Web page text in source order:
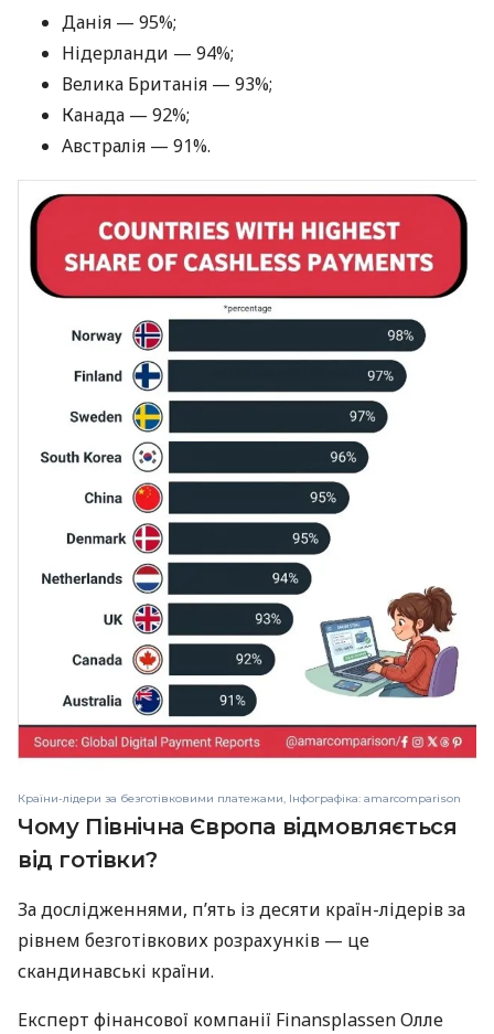
Данія — 95%;
Нідерланди — 94%;
Велика Британія — 93%;
Канада — 92%;
Австралія — 91%.
Країни-лідери за безготівковими платежами, Інфографіка: amarcomparison
Чому Північна Європа відмовляється
від готівки?
За дослідженнями, п’ять із десяти країн-лідерів за
рівнем безготівкових розрахунків — це
скандинавські країни.
Експерт фінансової компанії Finansplassen Олле